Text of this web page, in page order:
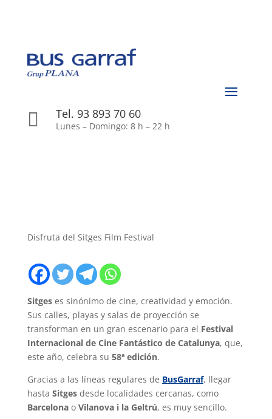
 Tel. 93 893 70 60
Lunes – Domingo: 8 h – 22 h
Disfruta del Sitges Film Festival
Sitges es sinónimo de cine, creatividad y emoción.
Sus calles, playas y salas de proyección se
transforman en un gran escenario para el Festival
Internacional de Cine Fantástico de Catalunya, que,
este año, celebra su 58ª edición.
Gracias a las líneas regulares de BusGarraf, llegar
hasta Sitges desde localidades cercanas, como
Barcelonao Vilanova i la Geltrú, es muy sencillo.